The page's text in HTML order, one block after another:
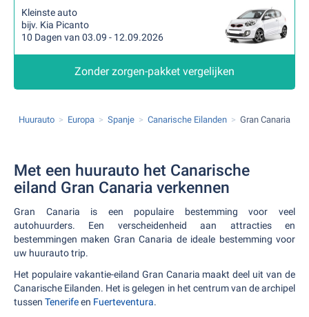
Kleinste auto
bijv. Kia Picanto
10 Dagen van 03.09 - 12.09.2026
Zonder zorgen-pakket vergelijken
Huurauto Europa Spanje Canarische Eilanden Gran Canaria
Met een huurauto het Canarische
eiland Gran Canaria verkennen
Gran Canaria is een populaire bestemming voor veel
autohuurders. Een verscheidenheid aan attracties en
bestemmingen maken Gran Canaria de ideale bestemming voor
uw huurauto trip.
Het populaire vakantie-eiland Gran Canaria maakt deel uit van de
Canarische Eilanden. Het is gelegen in het centrum van de archipel
tussen Tenerifeen Fuerteventura.